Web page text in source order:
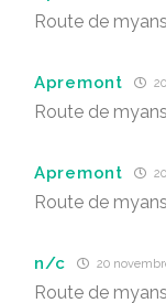
Route de myans
Apremont
Route de myans
Apremont
Route de
n/c 20
Route de